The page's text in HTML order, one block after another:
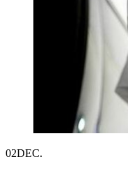
02DEC.